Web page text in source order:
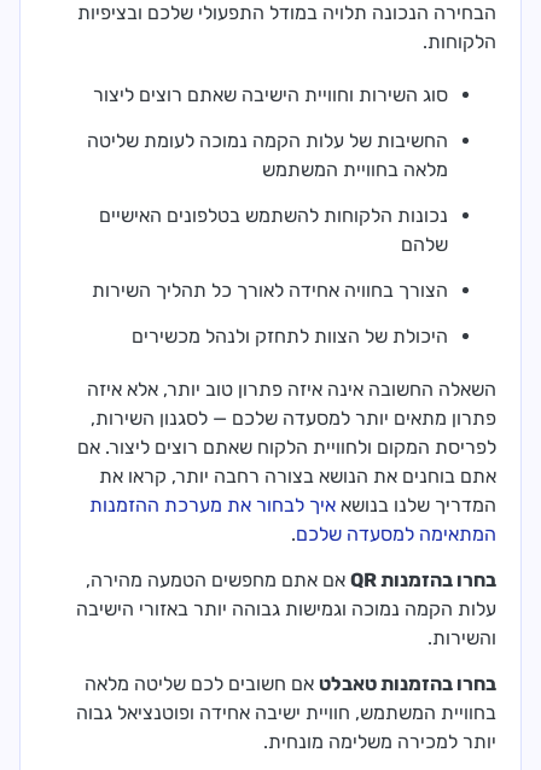
הבחירה הנכונה תלויה במודל התפעולי שלכם ובציפיות
הלקוחות.
סוג השירות וחוויית הישיבה שאתם רוצים ליצור
החשיבות של עלות הקמה נמוכה לעומת שליטה
מלאה בחוויית המשתמש
נכונות הלקוחות להשתמש בטלפונים האישיים
שלהם
הצורך בחוויה אחידה לאורך כל תהליך השירות
היכולת של הצוות לתחזק ולנהל מכשירים
השאלה החשובה אינה איזה פתרון טוב יותר, אלא איזה
פתרון מתאים יותר למסעדה שלכם — לסגנון השירות,
לפריסת המקום ולחוויית הלקוח שאתם רוצים ליצור. אם
אתם בוחנים את הנושא בצורה רחבה יותר, קראו את
המדריך שלנו בנושא איך לבחור את מערכת ההזמנות
המתאימה למסעדה שלכם.
בחרו בהזמנות QR
אם אתם מחפשים הטמעה מהירה,
עלות הקמה נמוכה וגמישות גבוהה יותר באזורי הישיבה
והשירות.
בחרו בהזמנות טאבלט אם חשובים לכם שליטה מלאה
בחוויית המשתמש, חוויית ישיבה אחידה ופוטנציאל גבוה
יותר למכירה משלימה מונחית.